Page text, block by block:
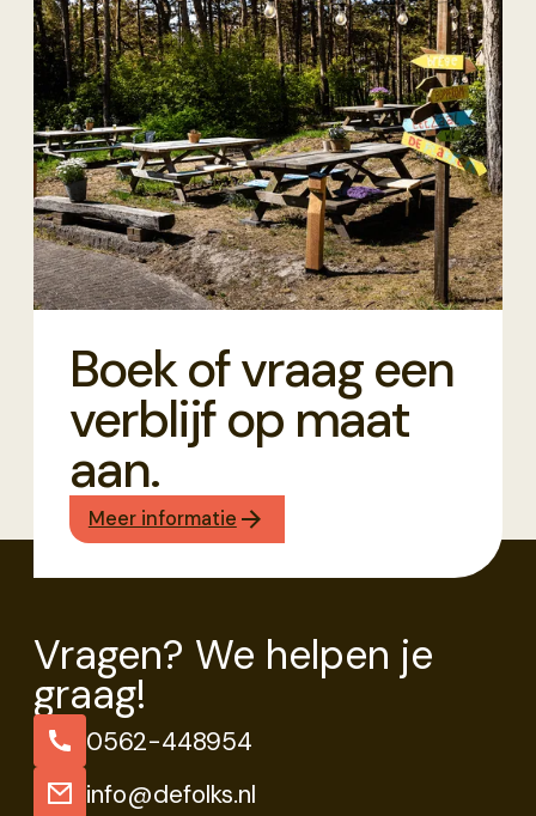
Boek of vraag een
verblijf op maat
aan.
Meer informatie
Vragen? We helpen je
graag!
0562-448954
info@defolks.nl